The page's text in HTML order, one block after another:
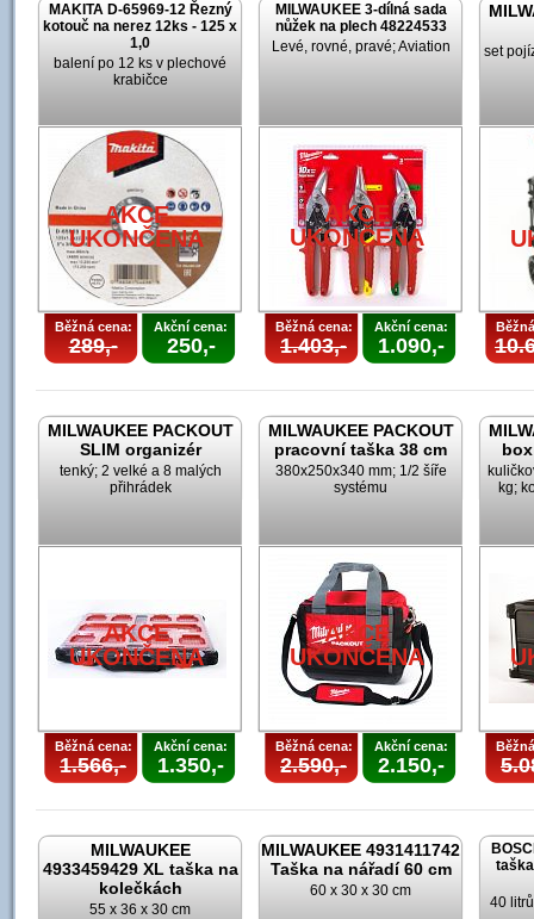
MAKITA D-65969-12 Řezný
kotouč na nerez 12ks - 125 x
1,0
balení po 12 ks v plechové
krabičce
AKCE
UKONČENA
Běžná cena:
289,-
Akční cena:
250,-
MILWAUKEE 3-dílná sada
nůžek na plech 48224533
Levé, rovné, pravé; Aviation
AKCE
UKONČENA
Běžná cena:
1.403,-
Akční cena:
1.090,-
set
MILWAUKEE PACKOUT
SLIM organizér
tenký; 2 velké a 8 malých
přihrádek
AKCE
UKONČENA
Běžná cena:
1.566,-
Akční cena:
1.350,-
MILWAUKEE PACKOUT
pracovní taška 38 cm
380x250x340 mm; 1/2 šíře
systému
AKCE
UKONČENA
Běžná cena:
2.590,-
Akční cena:
2.150,-
kg;
MILWAUKEE
4933459429 XL taška na
kolečkách
55 x 36 x 30 cm
MILWAUKEE 4931411742
Taška na nářadí 60 cm
60 x 30 x 30 cm
40